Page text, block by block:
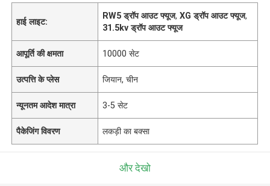
हाई लाइट:
RW5 ड्रॉप आउट फ्यूज,XG ड्रॉप आउट फ्यूज,
31.5kv ड्रॉप आउट फ्यूज
आपूर्ति की क्षमता 10000 सेट
उत्पत्ति के प्लेस जियान, चीन
न्यूनतम आदेश मात्रा 3-5 सेट
पैकेजिंग विवरण लकड़ी का बक्सा
और देखो